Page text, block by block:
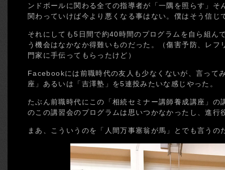
ンドボールに関わる全ての指導者が「一隅を照らす」そ
関わっていけば今より悪くなる事はない。僕はそう信じ
それにしても5日間で約40時間のプログラムを自ら組ん
う機会はなかなか得難いものだった。（傷害予防、レフ
門家に手伝ってもらったけど）
Facebookには前職時代の友人も少なくないが、言って
座」あるいは「吉澤塾」を5連投みたいな感じやった。
たぶん前職時代にこの「相続セミナー講師養成講座」の
のこの講習会のプログラムは思いつかなかったし、進行
まあ、こういうのを「人間万事塞翁が馬」とでも言うの